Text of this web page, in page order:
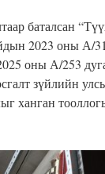
баталсан
2023 оны А/
оны А/253
зүйлийн
ханган